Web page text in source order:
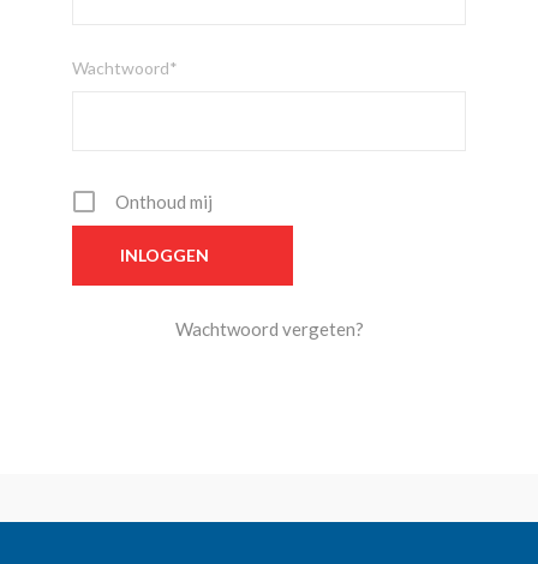
Wachtwoord*
Onthoud mij
Wachtwoord vergeten?